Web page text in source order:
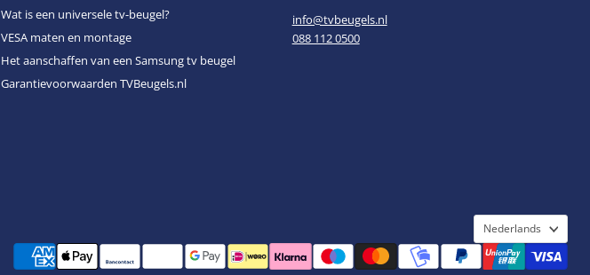
Wat is een universele tv-beugel?
VESA maten en montage
Het aanschaffen van een Samsung tv beugel
Garantievoorwaarden TVBeugels.nl
info@tvbeugels.nl
088 112 0500
Taal
Nederlands